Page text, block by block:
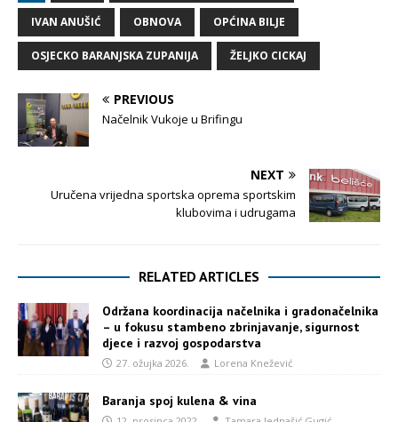
IVAN ANUŠIĆ OBNOVA OPĆINA BILJE
OSJECKO BARANJSKA ZUPANIJA ŽELJKO CICKAJ
PREVIOUS
Načelnik Vukoje u Brifingu
NEXT
Uručena vrijedna sportska oprema sportskim
klubovima i udrugama
RELATED ARTICLES
Održana koordinacija načelnika i gradonačelnika
– u fokusu stambeno zbrinjavanje, sigurnost
djece i razvoj gospodarstva
27. ožujka 2026. Lorena Knežević
Baranja spoj kulena & vina